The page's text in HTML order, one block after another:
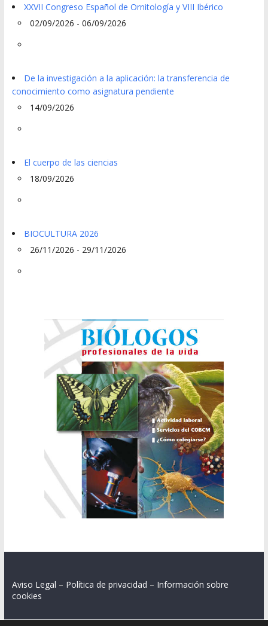
XXVII Congreso Español de Ornitología y VIII Ibérico
02/09/2026 - 06/09/2026
De la investigación a la aplicación: la transferencia de
conocimiento como asignatura pendiente
14/09/2026
El cuerpo de las ciencias
18/09/2026
BIOCULTURA 2026
26/11/2026 - 29/11/2026
Aviso Legal – Política de privacidad – Información sobre
cookies